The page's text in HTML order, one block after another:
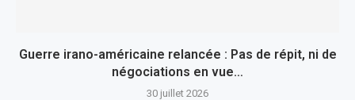
Guerre irano-américaine relancée : Pas de répit, ni de
négociations en vue…
30 juillet 2026